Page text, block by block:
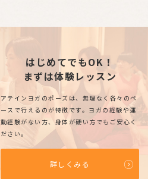
はじめてでもOK！
まずは体験レッスン
アテインヨガのポーズは、無理なく各々のペ
ースで行えるのが特徴です。ヨガの経験や運
動経験がない方、身体が硬い方でもご安心く
ださい。
詳しくみる